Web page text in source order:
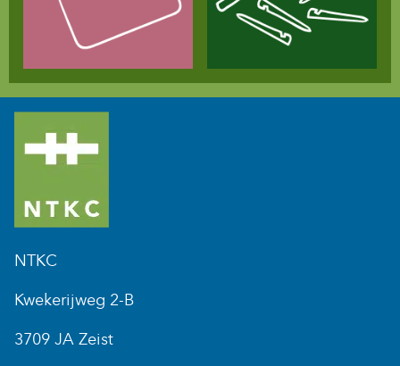
NTKC
Kwekerijweg 2-B
3709 JA Zeist